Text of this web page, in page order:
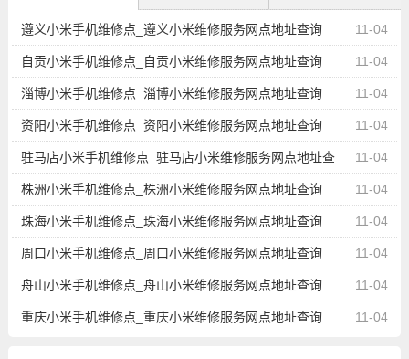
11-04
遵义小米手机维修点_遵义小米维修服务网点地址查询
11-04
自贡小米手机维修点_自贡小米维修服务网点地址查询
11-04
淄博小米手机维修点_淄博小米维修服务网点地址查询
11-04
资阳小米手机维修点_资阳小米维修服务网点地址查询
11-04
驻马店小米手机维修点_驻马店小米维修服务网点地址查
询 11-04
株洲小米手机维修点_株洲小米维修服务网点地址查询
11-04
珠海小米手机维修点_珠海小米维修服务网点地址查询
11-04
周口小米手机维修点_周口小米维修服务网点地址查询
11-04
舟山小米手机维修点_舟山小米维修服务网点地址查询
11-04
重庆小米手机维修点_重庆小米维修服务网点地址查询